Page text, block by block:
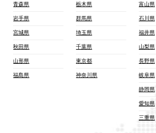
青森県
岩手県
宮城県
秋田県
山形県
福島県
栃木県
群馬県
埼玉県
千葉県
東京都
神奈川県
富山県
石川県
福井県
山梨県
長野県
岐阜県
静岡県
愛知県
三重県